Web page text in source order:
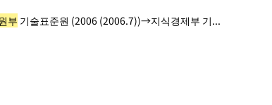
부 기술표준원 (2006 (2006.7))→지식경제부 기...